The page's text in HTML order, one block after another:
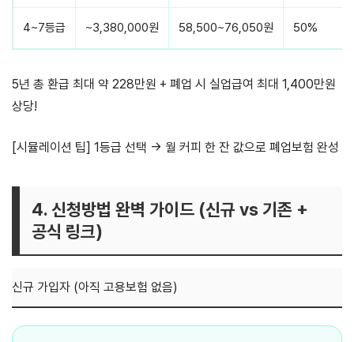
4~7등급 ~3,380,000원 58,500~76,050원 50%
5년 총 환급 최대 약 228만원 + 폐업 시 실업급여 최대 1,400만원
상당!
[시뮬레이션 팁] 1등급 선택 → 월 커피 한 잔 값으로 폐업보험 완성
4. 신청방법 완벽 가이드 (신규 vs 기존 +
공식 링크)
신규 가입자 (아직 고용보험 없음)